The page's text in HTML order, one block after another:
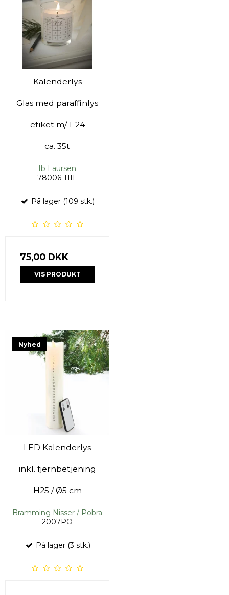
Kalenderlys
Glas med paraffinlys
etiket m/ 1-24
ca. 35t
Ib Laursen
78006-11IL
På lager (109 stk.)
75,00 DKK
VIS PRODUKT
Nyhed
LED Kalenderlys
inkl. fjernbetjening
H25 / Ø5 cm
Bramming Nisser / Pobra
2007PO
På lager (3 stk.)